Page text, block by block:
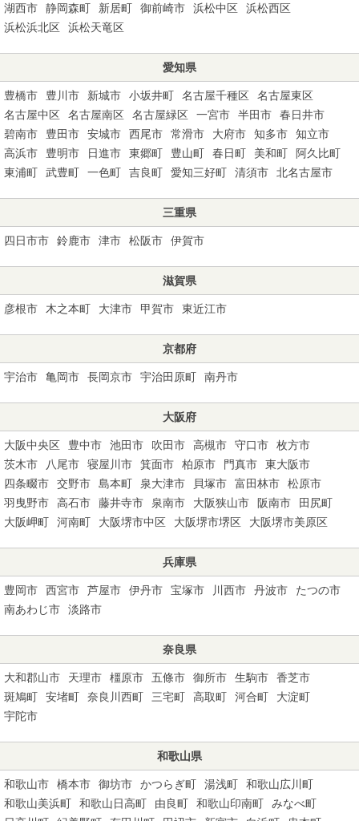
湖西市
静岡森町 新居町 御前崎市 浜松中区
浜松西区
浜松浜北区
浜松天竜区
愛知県
豊橋市 豊川市 新城市 小坂井町 名古屋千種区
名古屋東区
名古屋中区
名古屋南区 名古屋緑区 一宮市 半田市
春日井市
碧南市
豊田市 安城市 西尾市 常滑市 大府市 知多市
知立市
高浜市
豊明市 日進市 東郷町 豊山町 春日町 美和町
阿久比町
東浦町
武豊町 一色町 吉良町 愛知三好町 清須市 北名古屋市
三重県
四日市市 鈴鹿市 津市 松阪市 伊賀市
滋賀県
彦根市 木之本町 大津市 甲賀市 東近江市
京都府
宇治市 亀岡市 長岡京市 宇治田原町 南丹市
大阪府
大阪中央区 豊中市 池田市 吹田市 高槻市 守口市
枚方市
茨木市
八尾市 寝屋川市 箕面市 柏原市 門真市
東大阪市
四条畷市
交野市 島本町 泉大津市 貝塚市 富田林市
松原市
羽曳野市
高石市 藤井寺市 泉南市 大阪狭山市 阪南市
田尻町
大阪岬町
河南町 大阪堺市中区 大阪堺市堺区 大阪堺市美原区
兵庫県
豊岡市 西宮市 芦屋市 伊丹市 宝塚市 川西市 丹波市
たつの市
南あわじ市
淡路市
奈良県
大和郡山市 天理市 橿原市 五條市 御所市 生駒市
香芝市
斑鳩町
安堵町 奈良川西町 三宅町 高取町 河合町
大淀町
宇陀市
和歌山県
和歌山市 橋本市 御坊市 かつらぎ町 湯浅町
和歌山広川町
和歌山美浜町
和歌山日高町 由良町 和歌山印南町
みなべ町